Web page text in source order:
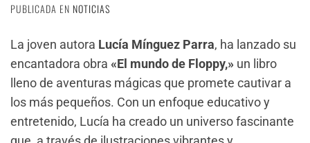
PUBLICADA EN NOTICIAS
La joven autora Lucía Mínguez Parra, ha lanzado su
encantadora obra «El mundo de Floppy,» un libro
lleno de aventuras mágicas que promete cautivar a
los más pequeños. Con un enfoque educativo y
entretenido, Lucía ha creado un universo fascinante